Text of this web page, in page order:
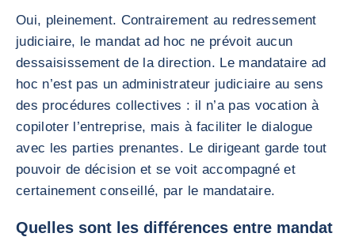
Oui, pleinement. Contrairement au redressement
judiciaire, le mandat ad hoc ne prévoit aucun
dessaisissement de la direction. Le mandataire ad
hoc n’est pas un administrateur judiciaire au sens
des procédures collectives : il n’a pas vocation à
copiloter l’entreprise, mais à faciliter le dialogue
avec les parties prenantes. Le dirigeant garde tout
pouvoir de décision et se voit accompagné et
certainement conseillé, par le mandataire.
Quelles sont les différences entre mandat